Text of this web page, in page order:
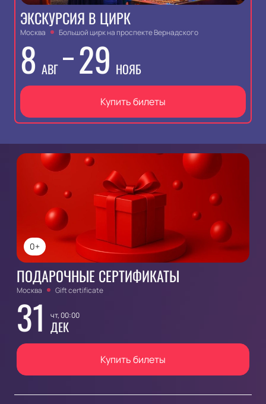
ЭКСКУРСИЯ В ЦИРК
Москва Большой цирк на проспекте Вернадского
8 АВГ 29 НОЯБ
Купить билеты
0+
ПОДАРОЧНЫЕ СЕРТИФИКАТЫ
Москва Gift certificate
31 чт, 00:00
ДЕК
Купить билеты